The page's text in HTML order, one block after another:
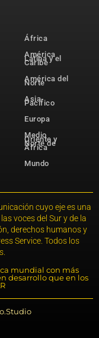
África
América
Latina y el
Caribe
América del
Norte
Asia-
Pacífico
Europa
Medio
Oriente y
Norte de
África
Mundo
cuyo eje es una
voces del Sur y de la
derechos humanos y
Service. Todos los
mundial con más
desarrollo que en los